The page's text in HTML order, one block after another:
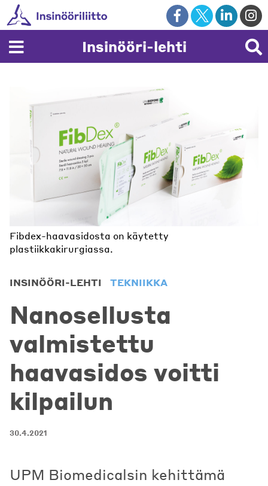
Skip
to
content
Insinööri-lehti
Fibdex-haavasidosta on käytetty
plastiikkakirurgiassa.
INSINÖÖRI-LEHTI TEKNIIKKA
Nanosellusta
valmistettu
haavasidos voitti
kilpailun
30.4.2021
UPM Biomedicalsin kehittämä